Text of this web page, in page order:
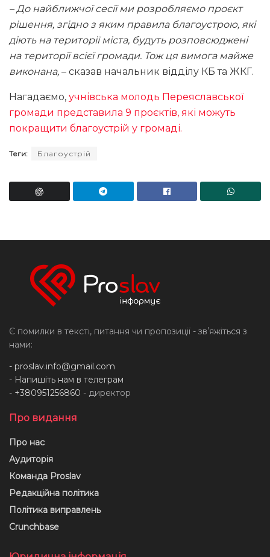
– До найближчої сесії ми розробляємо проєкт
рішення, згідно з яким правила благоустрою, які
діють на території міста, будуть розповсюджені
на території всієї громади. Тож ця вимога майже
виконана, – сказав начальник відділу КБ та ЖКГ.
Нагадаємо, учнівська молодь Переяславської
громади представила 9 проєктів, які можуть
покращити благоустрій у громаді.
Теги: Благоустрій
Є помилки в тексті, питання чи пропозиції - звʼяжіться з
нами:
- proslav.info@gmail.com
- Напишіть нам в телеграм
- +380951256860 - директор
Про видання
Про нас
Аудиторія
Команда Proslav
Редакційна політика
Політика виправлень
Crunchbase